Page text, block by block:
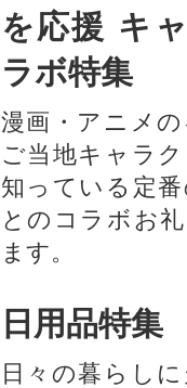
を応援 キ
ラボ特集
漫画・アニメ
ご当地キャラ
知っている定
とのコラボお
ます。​
日用品特集
日々の暮らし